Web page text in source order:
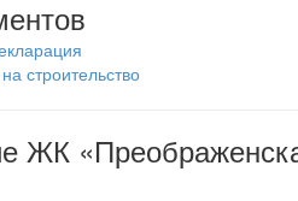
строительство
ЖК